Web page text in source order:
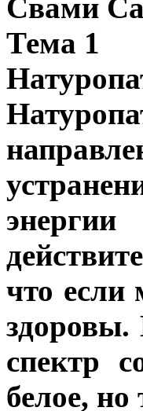
Свами
Тема 1
что
спектр
белое, но